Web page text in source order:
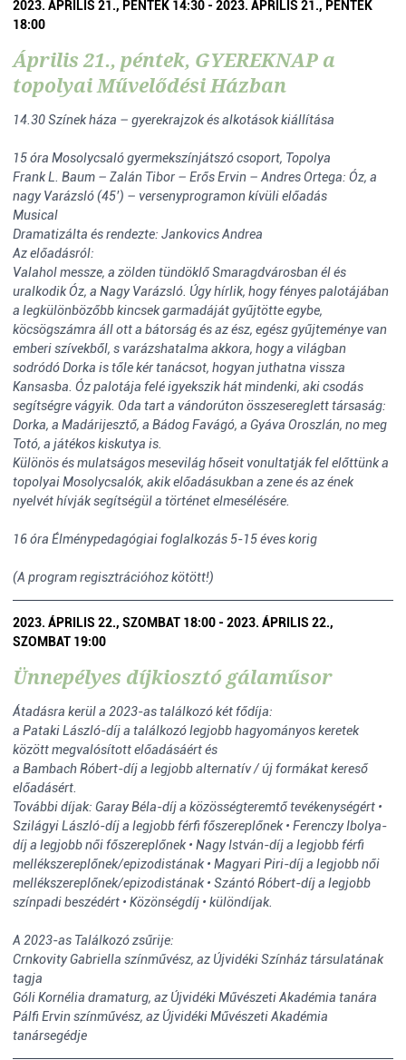
2023. ÁPRILIS 21., PÉNTEK 14:30 - 2023. ÁPRILIS 21., PÉNTEK
18:00
Április 21., péntek, GYEREKNAP a
topolyai Művelődési Házban
14.30 Színek háza – gyerekrajzok és alkotások kiállítása
15 óra Mosolycsaló gyermekszínjátszó csoport, Topolya
Frank L. Baum – Zalán Tibor – Erős Ervin – Andres Ortega: Óz, a
nagy Varázsló (45’) – versenyprogramon kívüli előadás
Musical
Dramatizálta és rendezte: Jankovics Andrea
Az előadásról:
Valahol messze, a zölden tündöklő Smaragdvárosban él és
uralkodik Óz, a Nagy Varázsló. Úgy hírlik, hogy fényes palotájában
a legkülönbözőbb kincsek garmadáját gyűjtötte egybe,
köcsögszámra áll ott a bátorság és az ész, egész gyűjteménye van
emberi szívekből, s varázshatalma akkora, hogy a világban
sodródó Dorka is tőle kér tanácsot, hogyan juthatna vissza
Kansasba. Óz palotája felé igyekszik hát mindenki, aki csodás
segítségre vágyik. Oda tart a vándorúton összesereglett társaság:
Dorka, a Madárijesztő, a Bádog Favágó, a Gyáva Oroszlán, no meg
Totó, a játékos kiskutya is.
Különös és mulatságos mesevilág hőseit vonultatják fel előttünk a
topolyai Mosolycsalók, akik előadásukban a zene és az ének
nyelvét hívják segítségül a történet elmesélésére.
16 óra Élménypedagógiai foglalkozás 5-15 éves korig
(A program regisztrációhoz kötött!)
2023. ÁPRILIS 22., SZOMBAT 18:00 - 2023. ÁPRILIS 22.,
SZOMBAT 19:00
Ünnepélyes díjkiosztó gálaműsor
Átadásra kerül a 2023-as találkozó két fődíja:
a Pataki László-díj a találkozó legjobb hagyományos keretek
között megvalósított előadásáért és
a Bambach Róbert-díj a legjobb alternatív / új formákat kereső
előadásért.
További díjak: Garay Béla-díj a közösségteremtő tevékenységért •
Szilágyi László-díj a legjobb férfi főszereplőnek • Ferenczy Ibolya-
díj a legjobb női főszereplőnek • Nagy István-díj a legjobb férfi
mellékszereplőnek/epizodistának • Magyari Piri-díj a legjobb női
mellékszereplőnek/epizodistának • Szántó Róbert-díj a legjobb
színpadi beszédért • Közönségdíj • különdíjak.
A 2023-as Találkozó zsűrije:
Crnkovity Gabriella színművész, az Újvidéki Színház társulatának
tagja
Góli Kornélia dramaturg, az Újvidéki Művészeti Akadémia tanára
Pálfi Ervin színművész, az Újvidéki Művészeti Akadémia
tanársegédje